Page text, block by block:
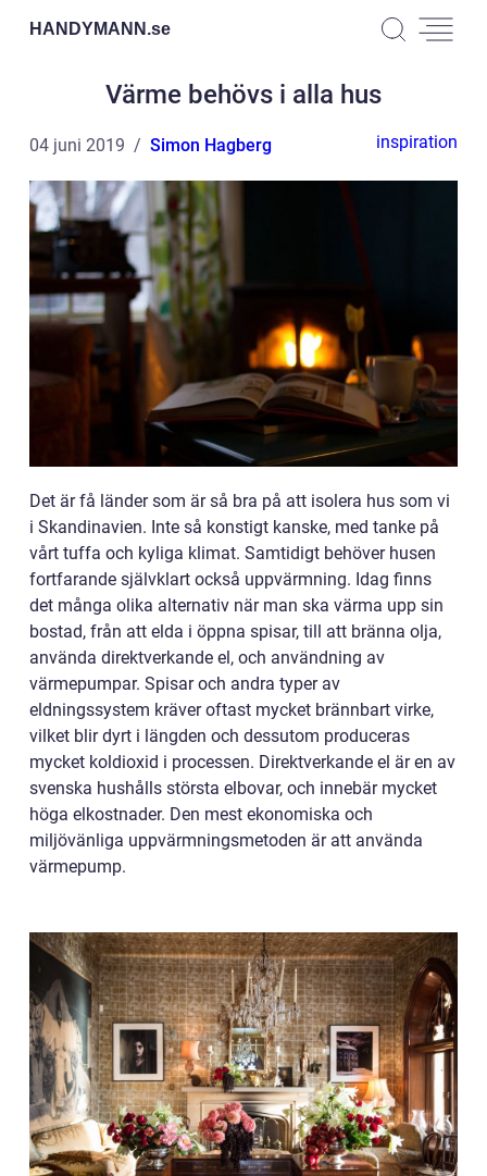
HANDYMANN.se
Värme behövs i alla hus
04 juni 2019 Simon Hagberg inspiration
Det är få länder som är så bra på att isolera hus som vi
i Skandinavien. Inte så konstigt kanske, med tanke på
vårt tuffa och kyliga klimat. Samtidigt behöver husen
fortfarande självklart också uppvärmning. Idag finns
det många olika alternativ när man ska värma upp sin
bostad, från att elda i öppna spisar, till att bränna olja,
använda direktverkande el, och användning av
värmepumpar. Spisar och andra typer av
eldningssystem kräver oftast mycket brännbart virke,
vilket blir dyrt i längden och dessutom produceras
mycket koldioxid i processen. Direktverkande el är en av
svenska hushålls största elbovar, och innebär mycket
höga elkostnader. Den mest ekonomiska och
miljövänliga uppvärmningsmetoden är att använda
värmepump.